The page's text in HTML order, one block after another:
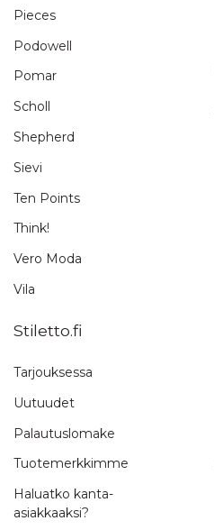
Pieces
Podowell
Pomar
Scholl
Shepherd
Sievi
Ten Points
Think!
Vero Moda
Vila
Stiletto.fi
Tarjouksessa
Uutuudet
Palautuslomake
Tuotemerkkimme
Haluatko kanta-
asiakkaaksi?